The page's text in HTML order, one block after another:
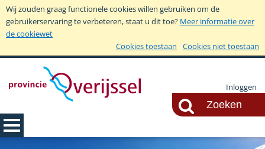
Wij zouden graag functionele cookies willen gebruiken om de
gebruikerservaring te verbeteren, staat u dit toe? Meer informatie over
de cookiewet
Cookies toestaan
Cookies niet toestaan
Inloggen